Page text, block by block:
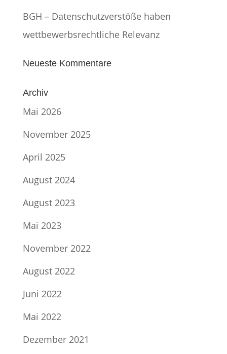
BGH – Datenschutzverstöße haben
wettbewerbsrechtliche Relevanz
Neueste Kommentare
Archiv
Mai 2026
November 2025
April 2025
August 2024
August 2023
Mai 2023
November 2022
August 2022
Juni 2022
Mai 2022
Dezember 2021